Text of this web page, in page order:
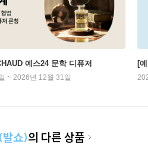
예스24 문학 디퓨저
~ 2026년 12월 31일
[
쇼)의 다른 상품